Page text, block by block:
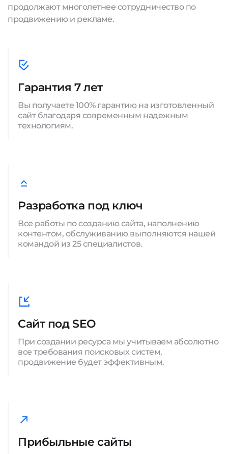
продолжают многолетнее сотрудничество по
продвижению и рекламе.
Гарантия 7 лет
Вы получаете 100% гарантию на изготовленный
сайт благодаря современным надежным
технологиям.
Разработка под ключ
Все работы по созданию сайта, наполнению
контентом, обслуживанию выполняются нашей
командой из 25 специалистов.
Сайт под SEO
При создании ресурса мы учитываем абсолютно
все требования поисковых систем,
продвижение будет эффективным.
Прибыльные сайты